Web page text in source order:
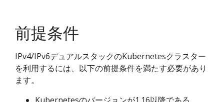
前提条件
IPv4/IPv6デュアルスタックのKubernetesクラスター
を利用するには、以下の前提条件を満たす必要があり
ます。